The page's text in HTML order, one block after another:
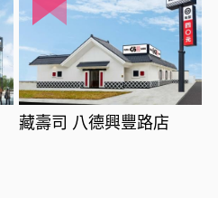
藏壽司 八德興豐路店